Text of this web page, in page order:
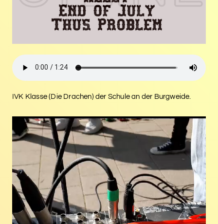
IVK Klasse (Die Drachen) der Schule an der Burgweide.